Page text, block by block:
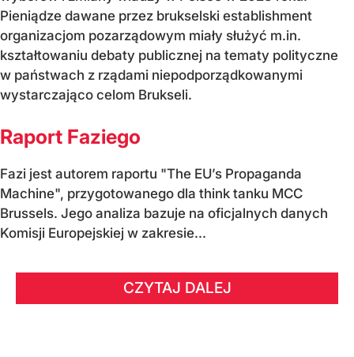
Pieniądze dawane przez brukselski establishment
organizacjom pozarządowym miały służyć m.in.
kształtowaniu debaty publicznej na tematy polityczne
w państwach z rządami niepodporządkowanymi
wystarczająco celom Brukseli.
Raport Faziego
Fazi jest autorem raportu "The EU’s Propaganda
Machine", przygotowanego dla think tanku MCC
Brussels. Jego analiza bazuje na oficjalnych danych
Komisji Europejskiej w zakresie...
CZYTAJ DALEJ